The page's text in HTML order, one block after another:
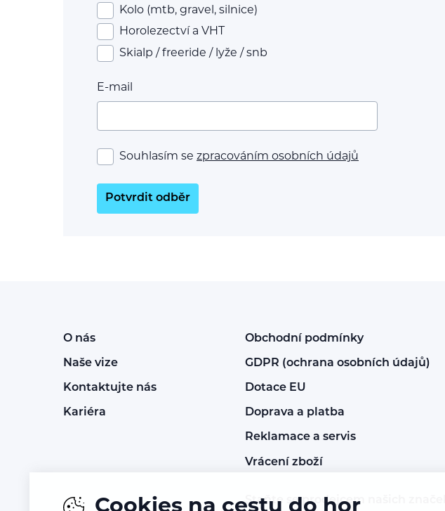
Kolo (mtb, gravel, silnice)
Horolezectví a VHT
Skialp / freeride / lyže / snb
E-mail
Souhlasím se zpracováním osobních údajů
Potvrdit odběr
O nás
Naše vize
Kontaktujte nás
Kariéra
Obchodní podmínky
GDPR (ochrana osobních údajů)
Dotace EU
Doprava a platba
Reklamace a servis
Vrácení zboží
Staňte se prodejcem našich značek